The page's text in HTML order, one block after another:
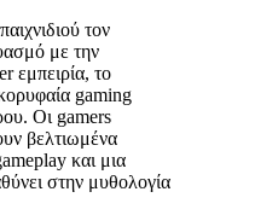
τον
με την
εμπειρία, το
gaming
Οι gamers
βελτιωμένα
και μια
στην μυθολογία